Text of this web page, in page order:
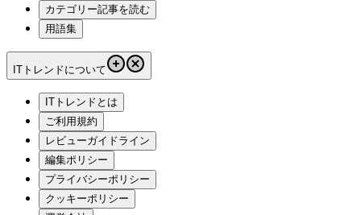
カテゴリー記事を読む
用語集
ITトレンドについて
ITトレンドとは
ご利用規約
レビューガイドライン
編集ポリシー
プライバシーポリシー
クッキーポリシー